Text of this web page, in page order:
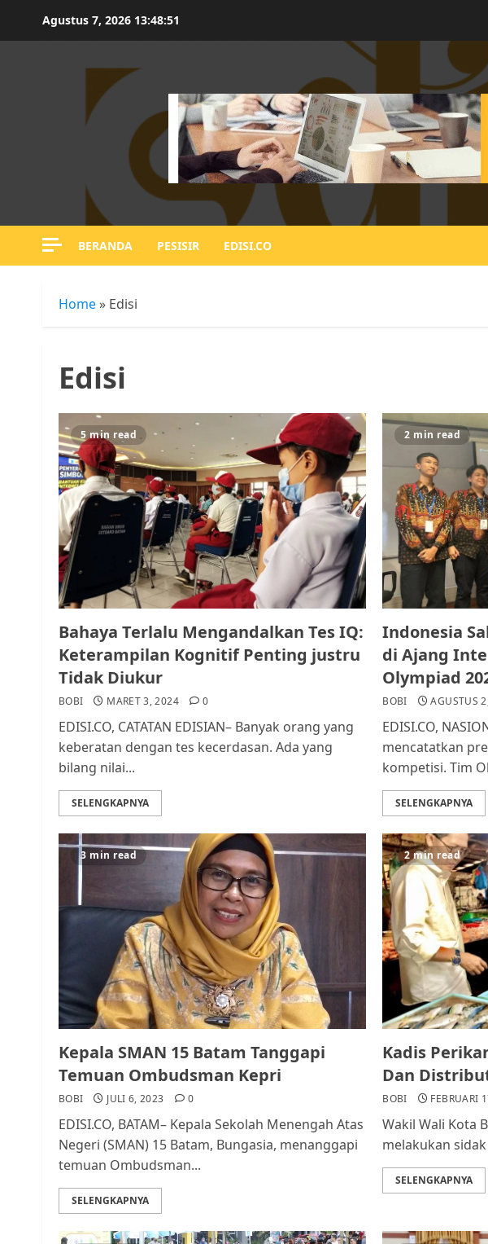
Agustus 7, 2026 13:48:52
BERANDA PESISIR EDISI.CO
Home » Edisi
Edisi
5 min read
Bahaya Terlalu Mengandalkan Tes IQ:
Keterampilan Kognitif Penting justru
Tidak Diukur
BOBI MARET 3, 2024 0
EDISI.CO, CATATAN EDISIAN– Banyak orang yang
keberatan dengan tes kecerdasan. Ada yang
bilang nilai...
SELENGKAPNYA
2 min read
Indonesia
di Ajang
Olympiad
BOBI AGUSTUS
EDISI.CO,
mencatatkan
kompetisi. Tim
SELENGKAPNYA
3 min read
Kepala SMAN 15 Batam Tanggapi
Temuan Ombudsman Kepri
BOBI JULI 6, 2023 0
EDISI.CO, BATAM– Kepala Sekolah Menengah Atas
Negeri (SMAN) 15 Batam, Bungasia, menanggapi
temuan Ombudsman...
SELENGKAPNYA
2 min read
Kadis
Dan
BOBI FEBRUARI
Wakil Wali Kota
melakukan
SELENGKAPNYA